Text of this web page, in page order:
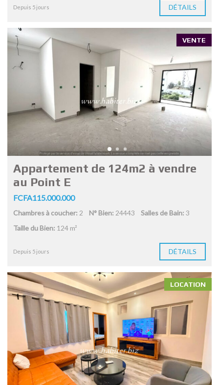
Depuis 5 jours DÉTAILS
VENTE
Appartement de 124m2 à vendre
au Point E
FCFA115.000.000
Chambres à coucher: 2 N° Bien: 24443 Salles de Bain: 3
Taille du Bien: 124 m²
Depuis 5 jours DÉTAILS
LOCATION